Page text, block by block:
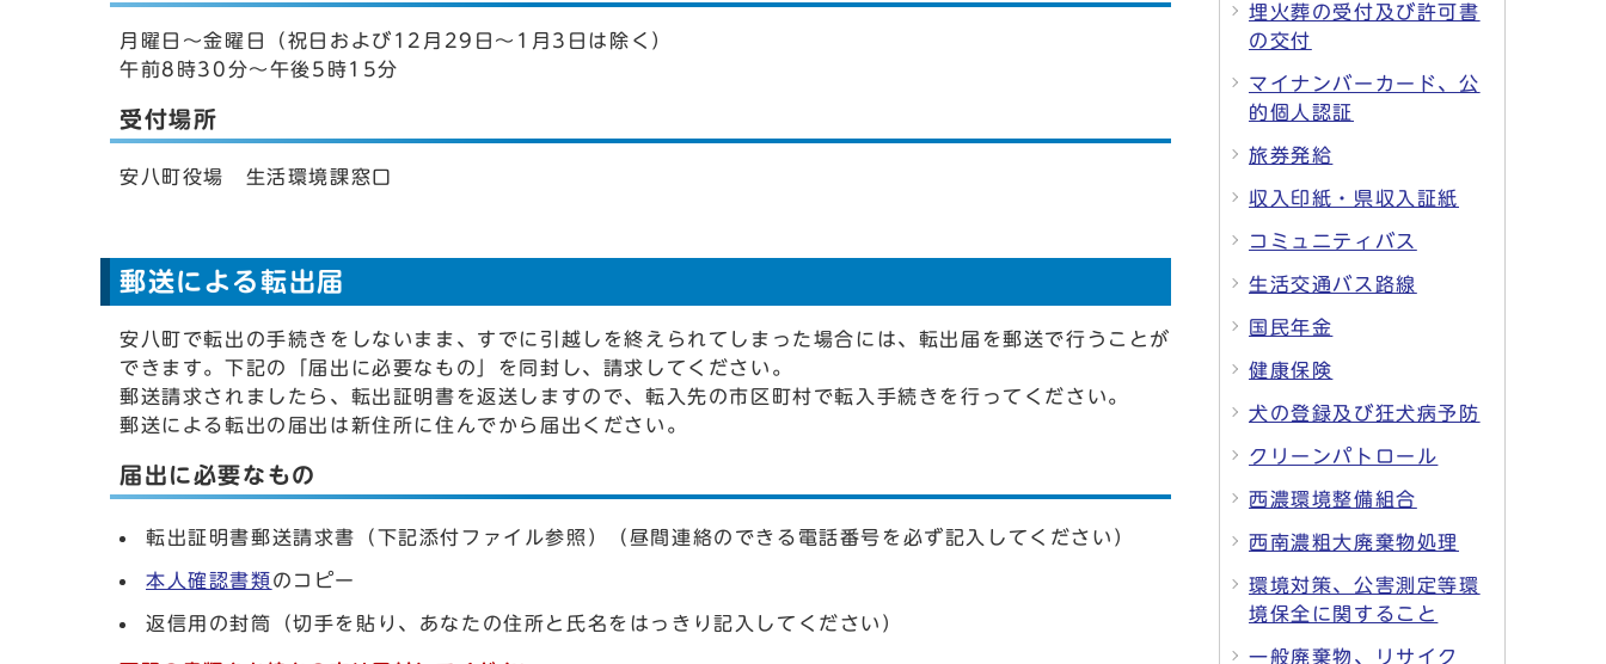
月曜日～金曜日（祝日および12月29日～1月3日は除く）
午前8時30分～午後5時15分
受付場所
安八町役場 生活環境課窓口
郵送による転出届
安八町で転出の手続きをしないまま、すでに引越しを終えられてしまった場合には、転出届を郵送で行うことが
できます。下記の「届出に必要なもの」を同封し、請求してください。
郵送請求されましたら、転出証明書を返送しますので、転入先の市区町村で転入手続きを行ってください。
郵送による転出の届出は新住所に住んでから届出ください。
届出に必要なもの
転出証明書郵送請求書（下記添付ファイル参照）（昼間連絡のできる電話番号を必ず記入してください）
本人確認書類 のコピー
返信用の封筒（切手を貼り、あなたの住所と氏名をはっきり記入してください）
埋火葬の受付及び許可書
の交付
マイナンバーカード、公
的個人認証
旅券発給
収入印紙・県収入証紙
コミュニティバス
生活交通バス路線
国民年金
健康保険
犬の登録及び狂犬病予防
クリーンパトロール
西濃環境整備組合
西南濃粗大廃棄物処理
環境対策、公害測定等環
境保全に関すること
一般廃棄物、リサイク